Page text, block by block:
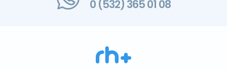
0 (532) 365 01 08